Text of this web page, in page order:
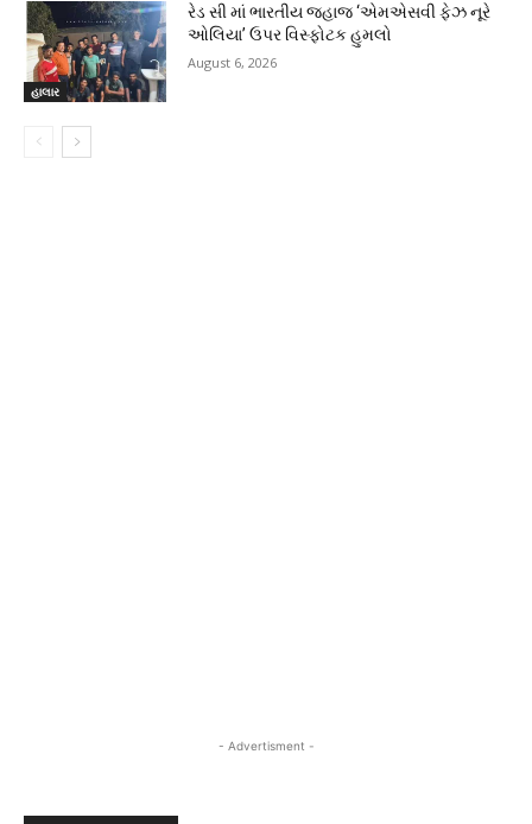
હાલાર
રેડ સી માં ભારતીય જહાજ ‘એમએસવી ફેઝ નૂરે
ઓલિયા’ ઉપર વિસ્ફોટક હુમલો
August 6, 2026
- Advertisment -